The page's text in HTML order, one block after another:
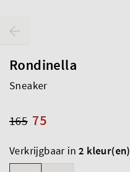
Rondinella
Sneaker
75
165
Verkrijgbaar in2 kleur(en)